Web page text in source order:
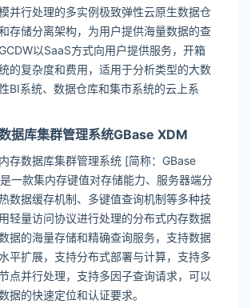
并行处理的多实例极致弹性云原生数据仓
存储分离架构，为用户提供海量数据的查
以SaaS方式向用户提供服务，开箱
的复杂度和费用，适用于分析类型的大数
BI系统、数据仓库和集市系统的云上系
据库集群管理系统GBase XDM
存数据库集群管理系统 [简称：GBase
一款集内存键值对存储能力、服务器端分
数据缓存机制、多键值查询机制等多种技
轻量访问协议进行处理的分布式内存数据
据的海量存储和精确查询服务，支持数据
平扩展，支持分布式部署与计算，支持多
点并行处理，支持多因子查询请求，可以
据的快速定位和认证要求。